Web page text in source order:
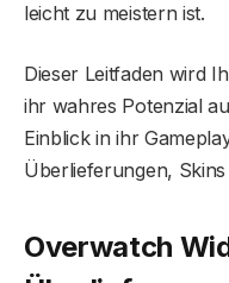
leicht zu meistern ist.
Dieser Leitfaden wird
ihr wahres Potenzial
Einblick in ihr
Überlieferungen,
Overwatch